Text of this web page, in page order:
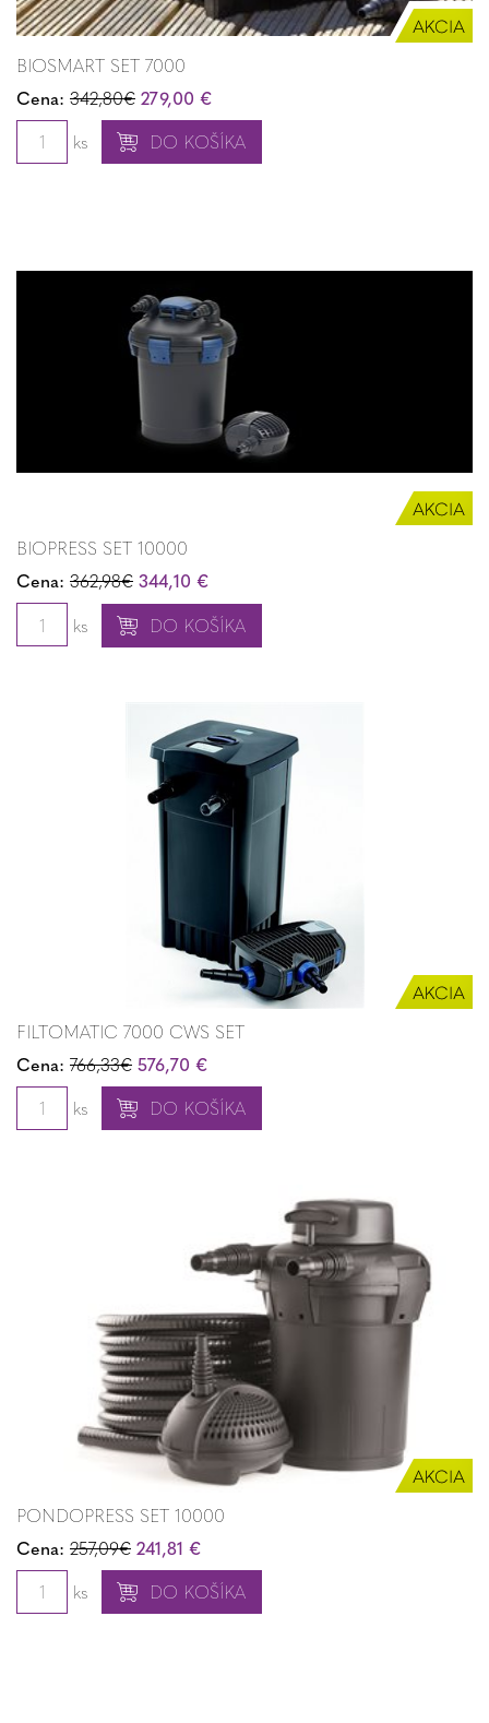
BIOSMART SET 7000
Cena: 342,80€ 279,00 €
ks
DO KOŠÍKA
BIOPRESS SET 10000
Cena: 362,98€ 344,10 €
ks
DO KOŠÍKA
FILTOMATIC 7000 CWS SET
Cena: 766,33€ 576,70 €
ks
DO KOŠÍKA
PONDOPRESS SET 10000
Cena: 257,09€ 241,81 €
ks
DO KOŠÍKA